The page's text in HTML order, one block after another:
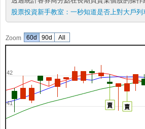
股票投資新手教室： 一秒知道是否上對大戶列
Zoom
賣
賣
41
42
60d 90d All